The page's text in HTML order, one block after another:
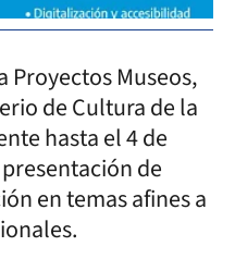
Proyectos Museos,
de Cultura de la
hasta el 4 de
de
en temas afines a